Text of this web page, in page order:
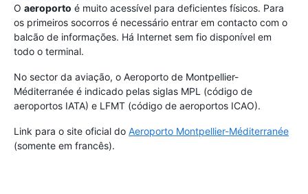
O aeroporto é muito acessível para deficientes físicos. Para
os primeiros socorros é necessário entrar em contacto com o
balcão de informações. Há Internet sem fio disponível em
todo o terminal.
No sector da aviação, o Aeroporto de Montpellier-
Méditerranée é indicado pelas siglas MPL (código de
aeroportos IATA) e LFMT (código de aeroportos ICAO).
Link para o site oficial do Aeroporto Montpellier-Méditerranée
(somente em francês).